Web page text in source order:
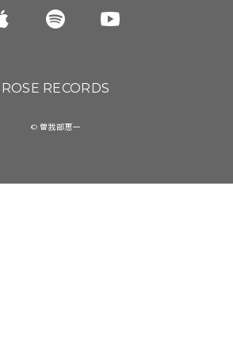
ROSE RECORDS
© 曽我部恵一